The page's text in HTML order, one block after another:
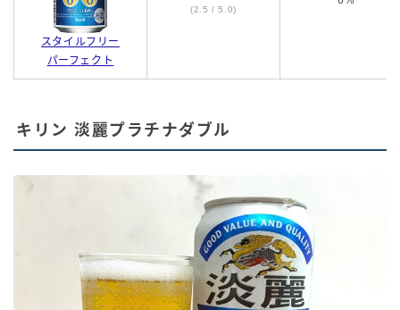
スタイルフリー
パーフェクト
(2.5 / 5.0)
キリン 淡麗プラチナダブル